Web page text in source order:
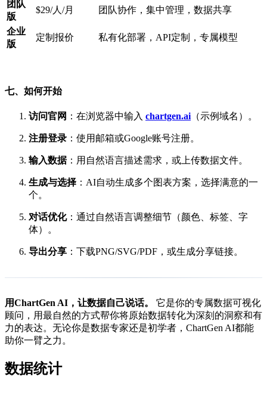
团队
版
$29/人/月 团队协作，集中管理，数据共享
企业
版
定制报价 私有化部署，API定制，专属模型
七、如何开始
访问官网 ：在浏览器中输入 chartgen.ai （示例域名）。
注册登录 ：使用邮箱或Google账号注册。
输入数据：用自然语言描述需求，或上传数据文件。
生成与选择 ：AI自动生成多个图表方案，选择满意的一
个。
对话优化：通过自然语言调整细节（颜色、标签、字
体）。
导出分享 ：下载PNG/SVG/PDF，或生成分享链接。
用ChartGen AI，让数据自己说话。
它是你的专属数据可视化
顾问，用最自然的方式帮你将原始数据转化为深刻的洞察和有
力的表达。无论你是数据专家还是初学者，ChartGen AI都能
助你一臂之力。
数据统计